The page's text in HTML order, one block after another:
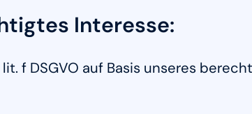
Interesse:
f DSGVO auf Basis unseres